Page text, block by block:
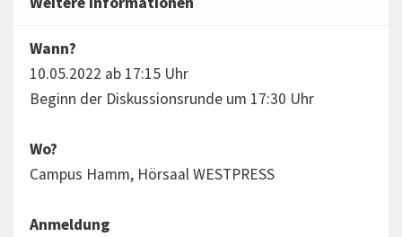
Wann?
10.05.2022 ab 17:15 Uhr
Beginn der Diskussionsrunde um 17:30 Uhr
Wo?
Campus Hamm, Hörsaal WESTPRESS
Anmeldung